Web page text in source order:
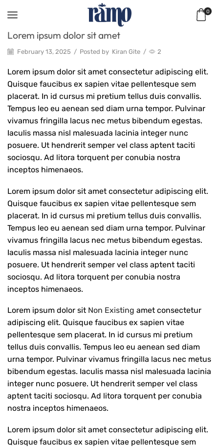
0
Lorem ipsum dolor sit amet
February 13, 2025 / Posted by Kiran Gite / 2
Lorem ipsum dolor sit amet consectetur adipiscing elit.
Quisque faucibus ex sapien vitae pellentesque sem
placerat. In id cursus mi pretium tellus duis convallis.
Tempus leo eu aenean sed diam urna tempor. Pulvinar
vivamus fringilla lacus nec metus bibendum egestas.
Iaculis massa nisl malesuada lacinia integer nunc
posuere. Ut hendrerit semper vel class aptent taciti
sociosqu. Ad litora torquent per conubia nostra
inceptos himenaeos.
Lorem ipsum dolor sit amet consectetur adipiscing elit.
Quisque faucibus ex sapien vitae pellentesque sem
placerat. In id cursus mi pretium tellus duis convallis.
Tempus leo eu aenean sed diam urna tempor. Pulvinar
vivamus fringilla lacus nec metus bibendum egestas.
Iaculis massa nisl malesuada lacinia integer nunc
posuere. Ut hendrerit semper vel class aptent taciti
sociosqu. Ad litora torquent per conubia nostra
inceptos himenaeos.
Lorem ipsum dolor sit Non Existing amet consectetur
adipiscing elit. Quisque faucibus ex sapien vitae
pellentesque sem placerat. In id cursus mi pretium
tellus duis convallis. Tempus leo eu aenean sed diam
urna tempor. Pulvinar vivamus fringilla lacus nec metus
bibendum egestas. Iaculis massa nisl malesuada lacinia
integer nunc posuere. Ut hendrerit semper vel class
aptent taciti sociosqu. Ad litora torquent per conubia
nostra inceptos himenaeos.
Lorem ipsum dolor sit amet consectetur adipiscing elit.
Quisque faucibus ex sapien vitae pellentesque sem